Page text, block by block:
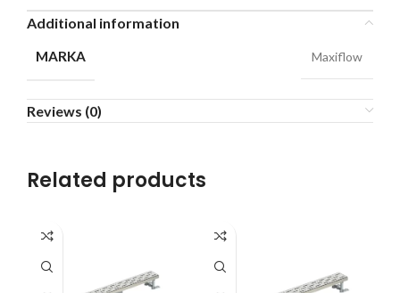
Additional information
MARKA Maxiflow
Reviews (0)
Related products